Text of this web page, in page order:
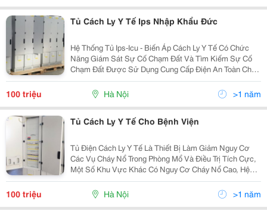
Tủ Cách Ly Y Tế Ips Nhập Khẩu Đức
Hệ Thống Tủ Ips-Icu - Biến Áp Cách Ly Y Tế Có Chức
Năng Giám Sát Sự Cố Chạm Đất Và Tìm Kiếm Sự Cố
Chạm Đất Được Sử Dụng Cung Cấp Điện An Toàn Cho
Khu Vực Zone 2 - Công Trình Y Tế Theo Qcvn
12:2014/Bxd Và Tiêu Chuẩn Tcvn7447-7-710, Iec60364-
7-710. Các
100 triệu Hà Nội >1 năm
Tủ Cách Ly Y Tế Cho Bệnh Viện
Tủ Điện Cách Ly Y Tế Là Thiết Bị Làm Giảm Nguy Cơ
Các Vụ Cháy Nổ Trong Phòng Mổ Và Điều Trị Tích Cực,
Một Số Khu Vực Khác Có Nguy Cơ Cháy Nổ Cao, Hệ
Thống Phân Phối Điện Trung Tính Sử Dụng Trong Lĩnh
Vực Y Tế Thuộc Nhóm 2. Tủ Cách Ly Y Tế Ips
100 triệu Hà Nội >1 năm